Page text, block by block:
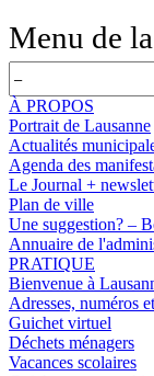
Menu de
À PROPOS
Portrait de Lausanne
Actualités
Agenda des
Le Journal +
Plan de ville
Une suggestion? –
Annuaire de
PRATIQUE
Bienvenue à
Adresses, numéros
Guichet virtuel
Déchets ménagers
Vacances scolaires